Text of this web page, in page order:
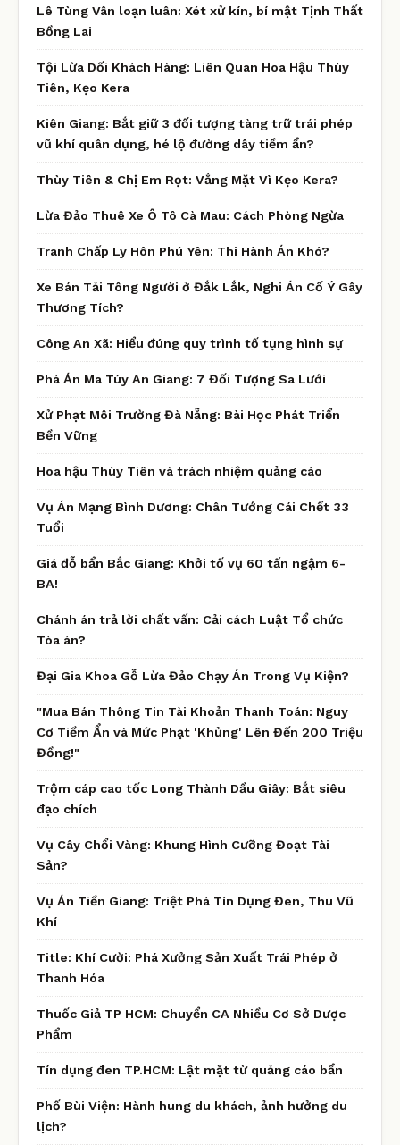
Lê Tùng Vân loạn luân: Xét xử kín, bí mật Tịnh Thất
Bồng Lai
Tội Lừa Dối Khách Hàng: Liên Quan Hoa Hậu Thùy
Tiên, Kẹo Kera
Kiên Giang: Bắt giữ 3 đối tượng tàng trữ trái phép
vũ khí quân dụng, hé lộ đường dây tiềm ẩn?
Thùy Tiên & Chị Em Rọt: Vắng Mặt Vì Kẹo Kera?
Lừa Đảo Thuê Xe Ô Tô Cà Mau: Cách Phòng Ngừa
Tranh Chấp Ly Hôn Phú Yên: Thi Hành Án Khó?
Xe Bán Tải Tông Người ở Đắk Lắk, Nghi Án Cố Ý Gây
Thương Tích?
Công An Xã: Hiểu đúng quy trình tố tụng hình sự
Phá Án Ma Túy An Giang: 7 Đối Tượng Sa Lưới
Xử Phạt Môi Trường Đà Nẵng: Bài Học Phát Triển
Bền Vững
Hoa hậu Thùy Tiên và trách nhiệm quảng cáo
Vụ Án Mạng Bình Dương: Chân Tướng Cái Chết 33
Tuổi
Giá đỗ bẩn Bắc Giang: Khởi tố vụ 60 tấn ngậm 6-
BA!
Chánh án trả lời chất vấn: Cải cách Luật Tổ chức
Tòa án?
Đại Gia Khoa Gỗ Lừa Đảo Chạy Án Trong Vụ Kiện?
"Mua Bán Thông Tin Tài Khoản Thanh Toán: Nguy
Cơ Tiềm Ẩn và Mức Phạt 'Khủng' Lên Đến 200 Triệu
Đồng!"
Trộm cáp cao tốc Long Thành Dầu Giây: Bắt siêu
đạo chích
Vụ Cây Chổi Vàng: Khung Hình Cưỡng Đoạt Tài
Sản?
Vụ Án Tiền Giang: Triệt Phá Tín Dụng Đen, Thu Vũ
Khí
Title: Khí Cười: Phá Xưởng Sản Xuất Trái Phép ở
Thanh Hóa
Thuốc Giả TP HCM: Chuyển CA Nhiều Cơ Sở Dược
Phẩm
Tín dụng đen TP.HCM: Lật mặt từ quảng cáo bẩn
Phố Bùi Viện: Hành hung du khách, ảnh hưởng du
lịch?